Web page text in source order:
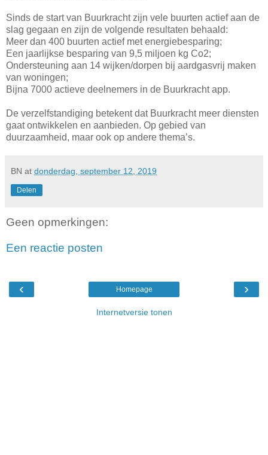
Sinds de start van Buurkracht zijn vele buurten actief aan de
slag gegaan en zijn de volgende resultaten behaald:
Meer dan 400 buurten actief met energiebesparing;
Een jaarlijkse besparing van 9,5 miljoen kg Co2;
Ondersteuning aan 14 wijken/dorpen bij aardgasvrij maken
van woningen;
Bijna 7000 actieve deelnemers in de Buurkracht app.
De verzelfstandiging betekent dat Buurkracht meer diensten
gaat ontwikkelen en aanbieden. Op gebied van
duurzaamheid, maar ook op andere thema’s.
BN at donderdag, september 12, 2019
Delen
Geen opmerkingen:
Een reactie posten
‹ ›
Homepage
Internetversie tonen